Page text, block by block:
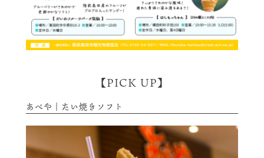
【PICK UP】
あべや｜たい焼きソフト